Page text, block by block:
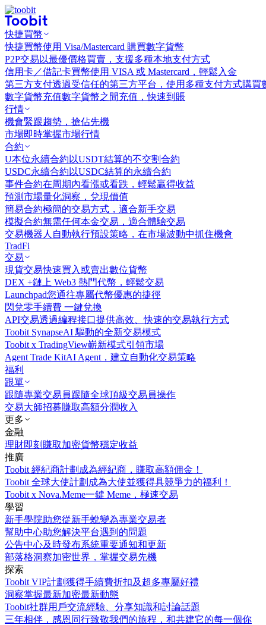
快捷買幣
快捷買幣使用 Visa/Mastercard 購買數字貨幣
P2P交易 以最優價格買賣，支援多種本地支付方式
信用卡／借記卡買幣使用 VISA 或 Mastercard，輕鬆入金
第三方支付透過受信任的第三方平台，使用多種支付方式購買
數字貨幣充值數字貨幣之間充值，快速到賬
行情
機會緊跟趨勢，搶佔先機
市場即時掌握市場行情
合約
U本位永續合約 以USDT結算的不交割合約
USDC永續合約 以USDC結算的永續合約
事件合約在周期內看漲或看跌，輕鬆贏得收益
預測市場量化洞察，兌現價值
簡易合約極簡的交易方式，適合新手交易
模擬合約無需任何本金交易，適合體驗交易
交易機器人 自動執行預設策略，在市場波動中抓住機會
TradFi
交易
現貨交易快速買入或賣出數位貨幣
DEX +鏈上 Web3 熱門代幣，輕鬆交易
Launchpad您通往專屬代幣優惠的捷徑
閃兌零手續費 一鍵兌換
API交易透過編程接口提供高效、快速的交易執行方式
Toobit SynapseAI 驅動的全新交易模式
Toobit x TradingView嶄新模式引領市場
Agent Trade KitAI Agent，建立自動化交易策略
福利
跟單
跟隨專業交易員跟隨全球頂級交易員操作
交易大師招募賺取高額分潤收入
更多
金融
理財即刻賺取加密貨幣穩定收益
推廣
Toobit 經紀商計劃 成為經紀商，賺取高額佣金！
Toobit 全球大使計劃 成為大使並獲得具競爭力的福利！
Toobit x Nova.Meme一鍵 Meme，極速交易
學習
新手學院助您從新手蛻變為專業交易者
幫助中心助您解決平台遇到的問題
公告中心及時發布系統重要通知和更新
部落格洞察加密世界，掌握交易先機
探索
Toobit VIP計劃獲得手續費折扣及超多專屬好禮
洞察掌握最新加密最新動態
Toobit社群用戶交流經驗、分享知識和討論話題
三年相伴，感恩同行致敬我們的旅程，和共建它的每一個你